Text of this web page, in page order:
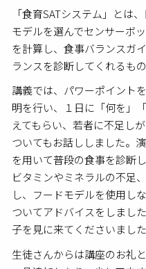
「食育SATシステム」とは
モデルを選んでセンサーボ
を計算し、食事バランスガ
ランスを診断してくれるもの
講義では、パワーポイント
明を行い、１日に「何を」
えてもらい、若者に不足し
ついてもお話ししました。
を用いて普段の食事を診断
ビタミンやミネラルの不足
し、フードモデルを使用し
ついてアドバイスをしまし
子を見に来てくださいました
生徒さんからは講座のお礼